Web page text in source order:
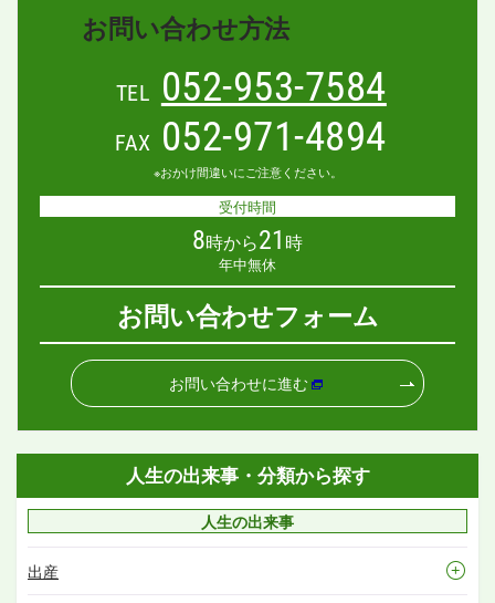
お問い合わせ方法
TEL 052-953-7584
FAX 052-971-4894
※おかけ間違いにご注意ください。
受付時間
8時から21 時
年中無休
お問い合わせフォーム
お問い合わせに進む
人生の出来事・分類から探す
人生の出来事
出産